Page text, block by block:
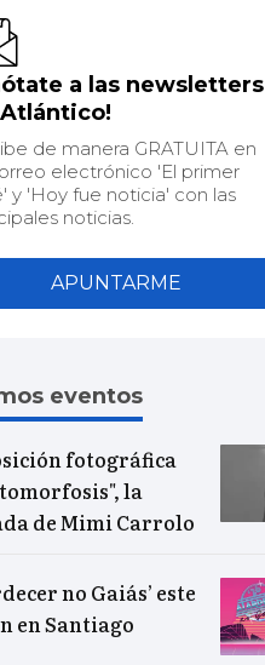
a las newsletters
de manera GRATUITA en
electrónico 'El primer
y 'Hoy fue noticia' con las
noticias.
APUNTARME
eventos
fotográfica
la
de Mimi Carrolo
no Gaiás’ este
en Santiago